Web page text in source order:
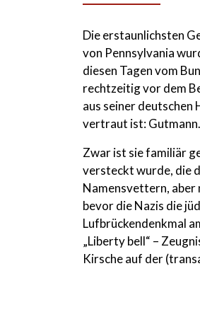
Die erstaunlichsten
von Pennsylvania
diesen Tagen vom
rechtzeitig vor dem
aus seiner deutschen
vertraut ist: Gutmann.
Zwar ist sie familiär
versteckt wurde, die
Namensvettern, aber
bevor die Nazis die
Lufbrückendenkmal
„Liberty bell“ –
Kirsche auf der